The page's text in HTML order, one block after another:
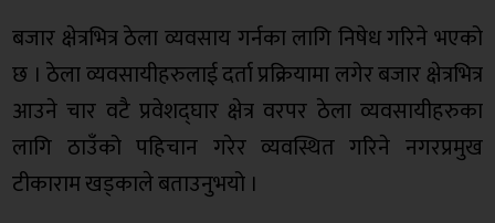
बजार क्षेत्रभित्र ठेला व्यवसाय गर्नका लागि निषेध गरिने भएको
छ । ठेला व्यवसायीहरुलाई दर्ता प्रक्रियामा लगेर बजार क्षेत्रभित्र
आउने चार वटै प्रवेशद्घार क्षेत्र वरपर ठेला व्यवसायीहरुका
लागि ठाउँको पहिचान गरेर व्यवस्थित गरिने नगरप्रमुख
टीकाराम खड्काले बताउनुभयो ।